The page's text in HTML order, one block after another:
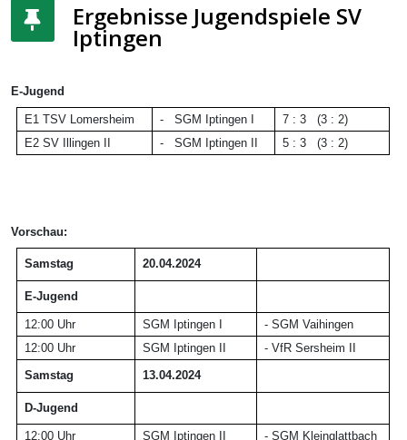
Ergebnisse Jugendspiele SV
Iptingen
E-Jugend
E1 TSV Lomersheim - SGM Iptingen I
7 : 3 (3 : 2)
E2 SV Illingen II - SGM Iptingen II 5 : 3 (3 : 2)
Vorschau:
Samstag 20.04.2024
E-Jugend
12:00 Uhr SGM Iptingen I - SGM Vaihingen
12:00 Uhr
SGM Iptingen I - VfR Sersheim I
Samstag
13.04.2024
D-Jugend
12:00 Uhr SGM Iptingen II
- SGM Kleinglattbach